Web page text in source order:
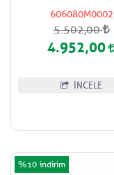
606080M0002
5.502,00
4.952,00
İNCELE
%10